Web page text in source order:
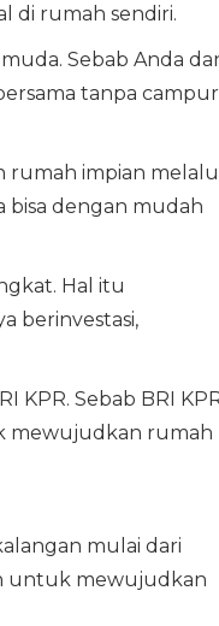
di rumah sendiri.
Sebab Anda
tanpa campur
rumah impian
bisa dengan mudah
Hal itu
berinvestasi,
KPR. Sebab BRI
mewujudkan rumah
mulai dari
untuk mewujudkan